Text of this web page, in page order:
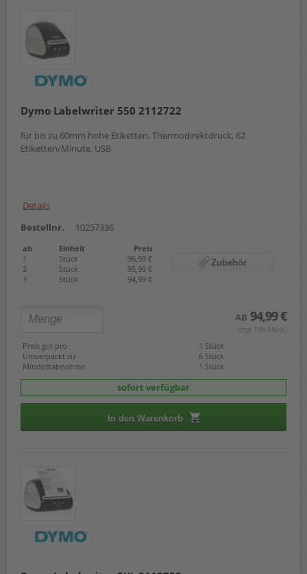
Dymo Labelwriter 550 2112722
für bis zu 60mm hohe Etiketten, Thermodirektdruck, 62
Etiketten/Minute, USB
Details
Bestellnr.
10257336
ab Einheit
Preis
1
Stück
96,99 €
2
Stück
95,99 €
3
Stück 94,99 €
Zubehör
AB 94,99 €
(zzgl. 19% Mwst.)
Preis gilt pro
1 Stück
Umverpackt zu
6 Stück
Mindestabnahme
1 Stück
sofort verfügbar
In den Warenkorb